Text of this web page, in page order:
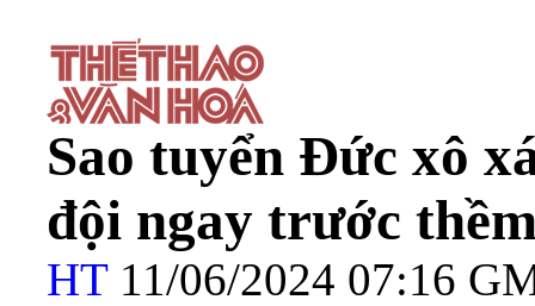
Sao tuyển Đức xô
đội ngay trước
HT 11/06/2024 07:16